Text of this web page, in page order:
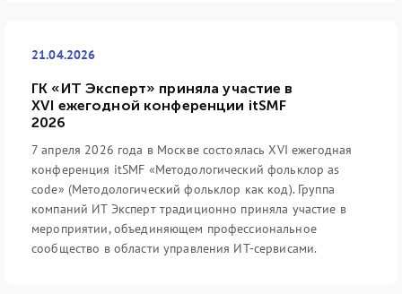
21.04.2026
ГК «ИТ Эксперт» приняла участие в
XVI ежегодной конференции itSMF
2026
7 апреля 2026 года в Москве состоялась XVI ежегодная
конференция itSMF «Методологический фольклор as
code» (Методологический фольклор как код). Группа
компаний ИТ Эксперт традиционно приняла участие в
мероприятии, объединяющем профессиональное
сообщество в области управления ИТ-сервисами.